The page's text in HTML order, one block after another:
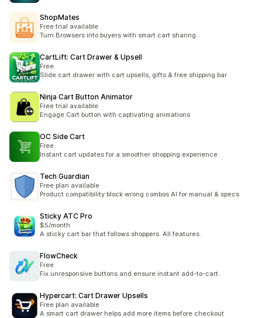
ShopMates
Free trial available
Turn Browsers into buyers with smart cart sharing.
CartLift: Cart Drawer & Upsell
Free
Slide cart drawer with cart upsells, gifts & free shipping bar
Ninja Cart Button Animator
Free trial available
Engage Cart button with captivating animations
OC Side Cart
Free
Instant cart updates for a smoother shopping experience
Tech Guardian
Free plan available
Product compatibility block wrong combos AI for manual & specs
Sticky ATC Pro
$5/month
A sticky cart bar that follows shoppers. All features.
FlowCheck
Free
Fix unresponsive buttons and ensure instant add-to-cart.
Hypercart: Cart Drawer Upsells
Free plan available
A smart cart drawer helps add more items before checkout